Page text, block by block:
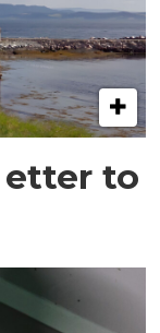
to